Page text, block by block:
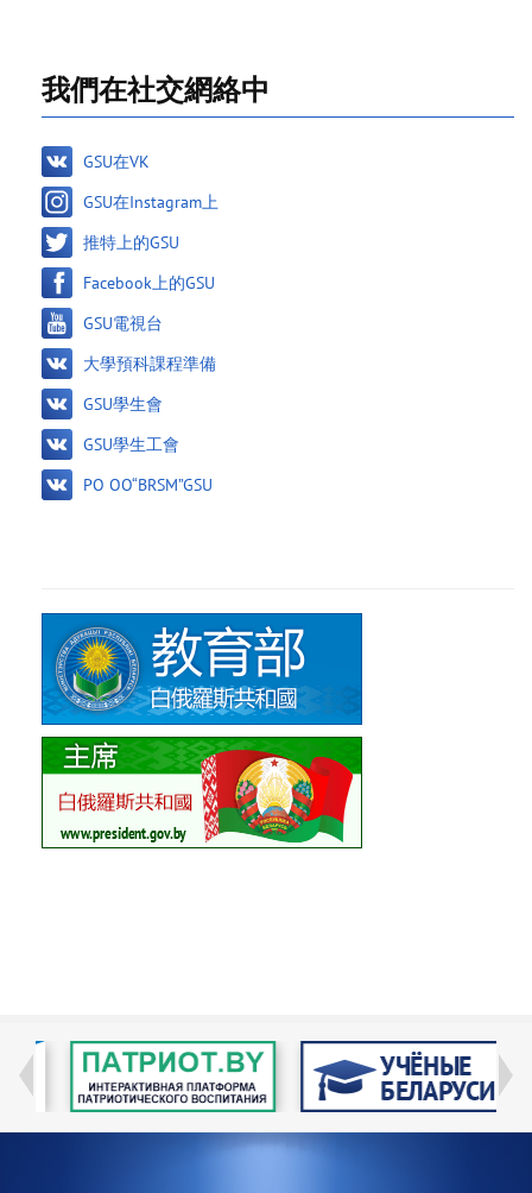
我們在社交網絡中
GSU在VK
GSU在Instagram上
推特上的GSU
Facebook上的GSU
GSU電視台
大學預科課程準備
GSU學生會
GSU學生工會
PO OO“BRSM”GSU